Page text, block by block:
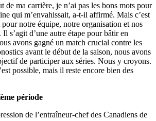
de ma carrière, je n’ai pas les bons mots pour
qui m’envahissait, a-t-il affirmé. Mais c’est
notre équipe, notre organisation et nos
s’agit d’une autre étape pour bâtir en
avons gagné un match crucial contre les
avant le début de la saison, nous avons
de participer aux séries. Nous y croyons.
possible, mais il reste encore bien des
période
de l’entraîneur-chef des Canadiens de